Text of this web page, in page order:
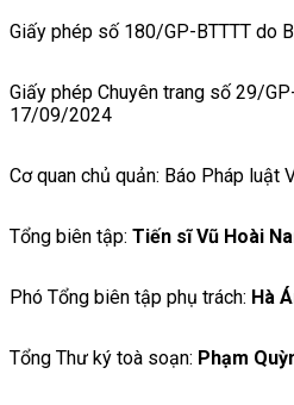
Giấy phép số 180/GP-BTTTT do
Giấy phép Chuyên trang số 29/
17/09/2024
Cơ quan chủ quản: Báo Pháp luật
Tổng biên tập: Tiến sĩ Vũ Hoài
Phó Tổng biên tập phụ trách: Hà
Tổng Thư ký toà soạn: Phạm